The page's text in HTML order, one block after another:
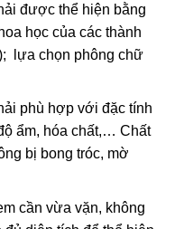
được thể hiện bằng
học của các thành
lựa chọn phông chữ
phù hợp với đặc tính
ẩm, hóa chất,… Chất
bị bong tróc, mờ
cần vừa vặn, không